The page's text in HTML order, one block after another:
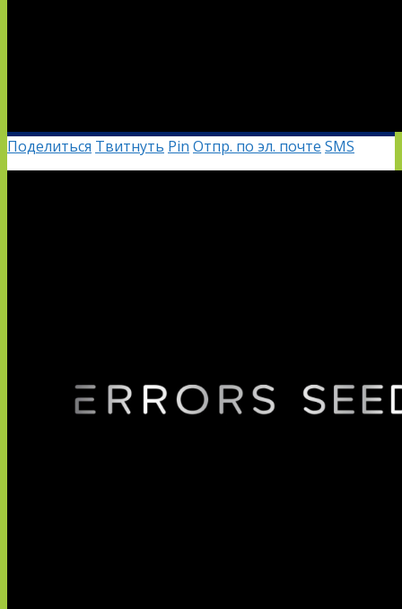
Поделиться Твитнуть Pin Отпр. по эл. почте SMS